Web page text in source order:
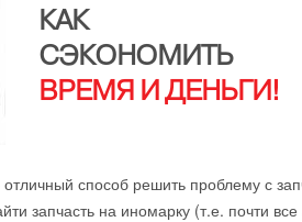
КАК
СЭКОНОМИТЬ
ВРЕМЯ И ДЕНЬГИ!
отличный способ решить проблему с
запчасть на иномарку (т.е. почти